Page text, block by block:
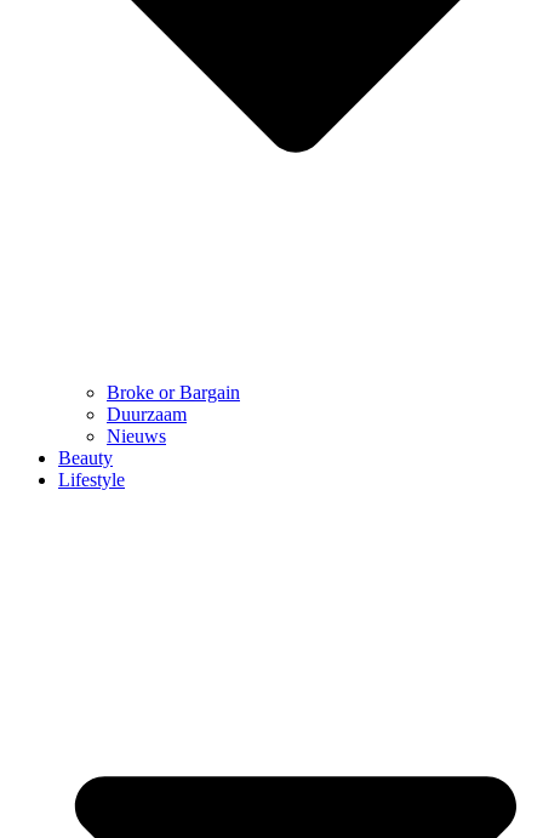
Broke or Bargain
Duurzaam
Nieuws
Beauty
Lifestyle